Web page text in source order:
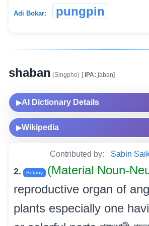
Adi Bokar: pungpin
shaban (Singpho) [IPA: ʃaban]
▶AI Dictionary Details
▶Wikipedia
Contributed by: Sabin
2. Botany
(Material Noun-
reproductive organ of
plants especially one